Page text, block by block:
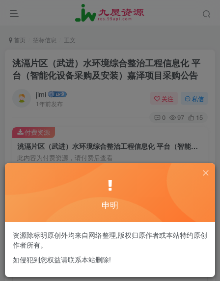
首页 招标信息 正文
洮滆片区（武进）水环境综合整治工程信息化 平
台（智能化设备采购及安装）嘉泽项目采购公告
jimi
1年前发布
关注 私信
0 97 15
洮滆片区（武进）水环境综合整治工程信息化 平台（智能化设备采购及安装）嘉泽项目采购公告
此内容为付费资源，请付费后查看
20
您当前未登录！建议登陆后购买，可保存购买订单
付费资源
申明
资源除标明原创外均来自网络整理,版权归原作者或本站特约原创
作者所有。
如侵犯到您权益请联系本站删除!